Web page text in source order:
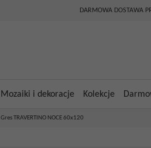
DARMOWA DOSTAWA
Mozaiki i dekoracje Kolekcje
Gres TRAVERTINO NOCE 60x120